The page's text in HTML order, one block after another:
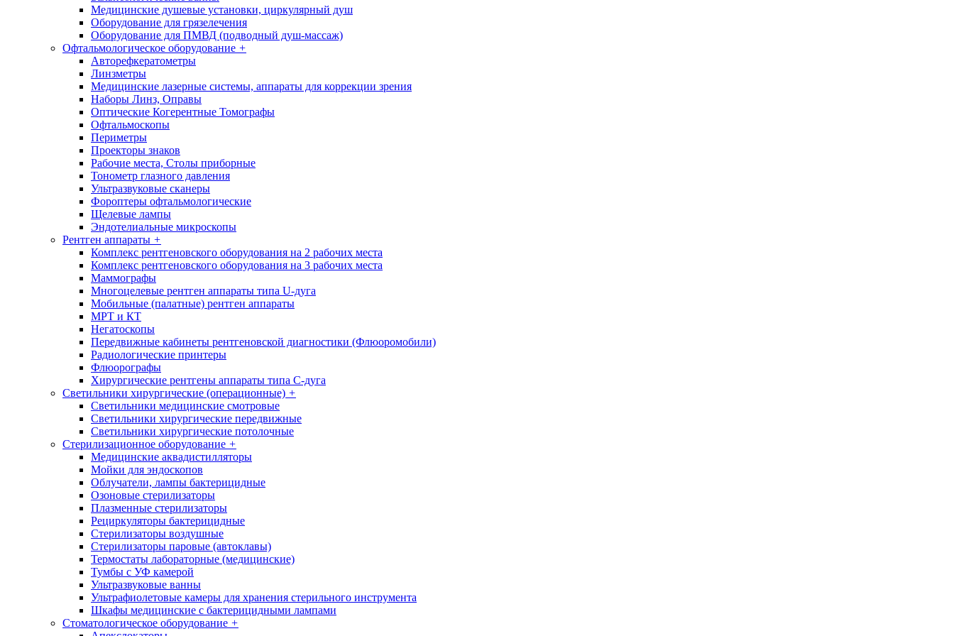
Медицинские душевые установки, циркулярный душ
Оборудование для грязелечения
Оборудование для ПМВД (подводный душ-массаж)
Офтальмологическое оборудование +
Авторефкератометры
Линзметры
Медицинские лазерные системы, аппараты для коррекции зрения
Наборы Линз, Оправы
Оптические Когерентные Томографы
Офтальмоскопы
Периметры
Проекторы знаков
Рабочие места, Столы приборные
Тонометр глазного давления
Ультразвуковые сканеры
Фороптеры офтальмологические
Щелевые лампы
Эндотелиальные микроскопы
Рентген аппараты +
Комплекс рентгеновского оборудования на 2 рабочих места
Комплекс рентгеновского оборудования на 3 рабочих места
Маммографы
Многоцелевые рентген аппараты типа U-дуга
Мобильные (палатные) рентген аппараты
МРТ и КТ
Негатоскопы
Передвижные кабинеты рентгеновской диагностики (Флюоромобили)
Радиологические принтеры
Флюорографы
Хирургические рентгены аппараты типа С-дуга
Светильники хирургические (операционные) +
Светильники медицинские смотровые
Светильники хирургические передвижные
Светильники хирургические потолочные
Стерилизационное оборудование +
Медицинские аквадистилляторы
Мойки для эндоскопов
Облучатели, лампы бактерицидные
Озоновые стерилизаторы
Плазменные стерилизаторы
Рециркуляторы бактерицидные
Стерилизаторы воздушные
Стерилизаторы паровые (автоклавы)
Термостаты лабораторные (медицинские)
Тумбы с УФ камерой
Ультразвуковые ванны
Ультрафиолетовые камеры для хранения стерильного инструмента
Шкафы медицинские с бактерицидными лампами
Стоматологическое оборудование +